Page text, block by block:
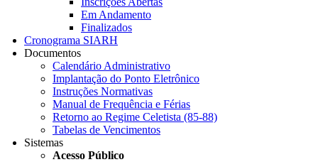
Em Andamento
Finalizados
Cronograma SIARH
Documentos
Calendário Administrativo
Implantação do Ponto Eletrônico
Instruções Normativas
Manual de Frequência e Férias
Retorno ao Regime Celetista (85-88)
Tabelas de Vencimentos
Sistemas
Acesso Público